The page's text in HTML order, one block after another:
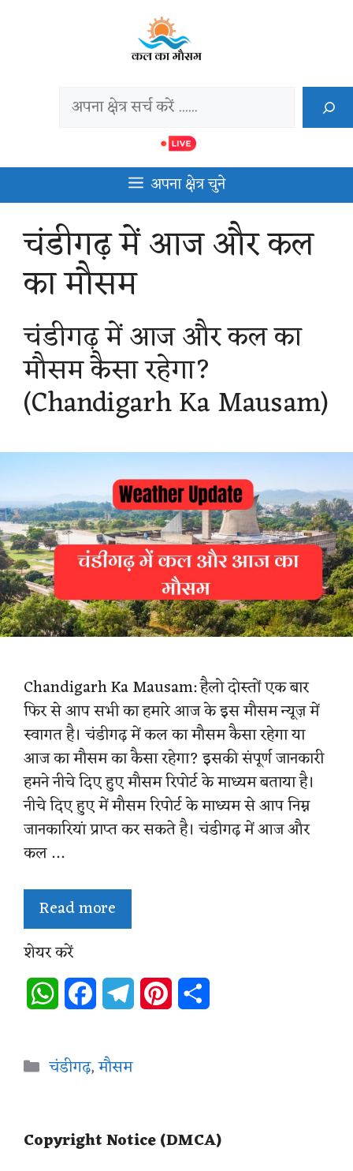
अपना क्षेत्र चुने
चंडीगढ़ में आज और कल
का मौसम
चंडीगढ़ में आज और कल का
मौसम कैसा रहेगा?
(Chandigarh Ka Mausam)
Chandigarh Ka Mausam: हैलो दोस्तों एक बार
फिर से आप सभी का हमारे आज के इस मौसम न्यूज़ में
स्वागत है। चंडीगढ़ में कल का मौसम कैसा रहेगा या
आज का मौसम का कैसा रहेगा? इसकी संपूर्ण जानकारी
हमने नीचे दिए हुए मौसम रिपोर्ट के माध्यम बताया है।
नीचे दिए हुए में मौसम रिपोर्ट के माध्यम से आप निम्न
जानकारियां प्राप्त कर सकते है। चंडीगढ़ में आज और
कल …
Read more
शेयर करें
W
a
A
c
o
r
r
Categories
चंडीगढ़,मौसम
Copyright Notice (DMCA)